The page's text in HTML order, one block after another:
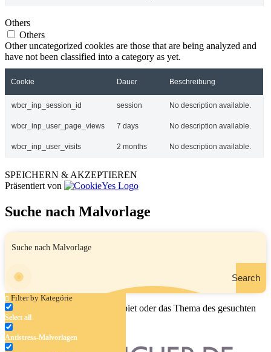
Others
Others
Other uncategorized cookies are those that are being analyzed and
have not been classified into a category as yet.
Cookie Dauer Beschreibung
wbcr_inp_session_id session No description available.
wbcr_inp_user_page_views 7 days No description available.
wbcr_inp_user_visits 2 months No description available.
SPEICHERN & AKZEPTIEREN
Präsentiert von
Suche nach Malvorlage
Search
Filter by Kategórie
Select all
Antistress-Malvorlagen
Geben Sie den Namen, das Gebiet oder das Thema des gesuchten
Malbuchs ein.